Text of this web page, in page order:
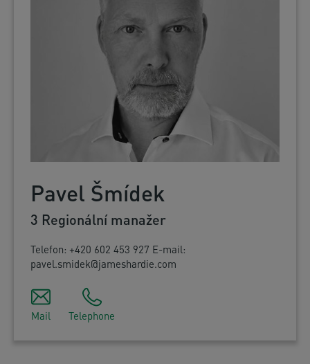
Pavel Šmídek
3 Regionální manažer
Telefon: +420 602 453 927 E-mail:
pavel.smidek@jameshardie.com
Mail Telephone